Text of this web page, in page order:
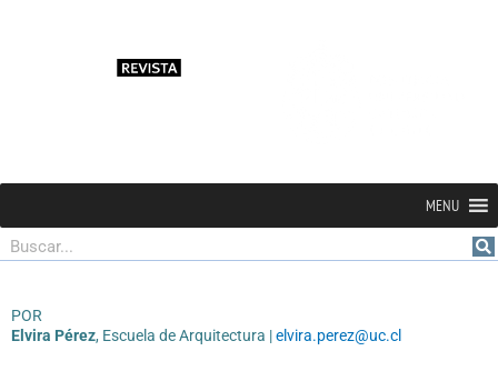
MENU
Buscar
POR­
Elvira Pérez, Escuela de Arquitectura |elvira.perez@uc.cl